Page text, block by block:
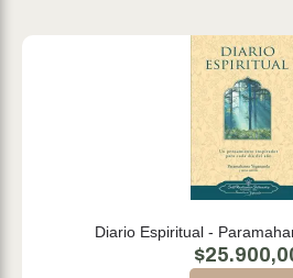
Diario Espiritual -
$